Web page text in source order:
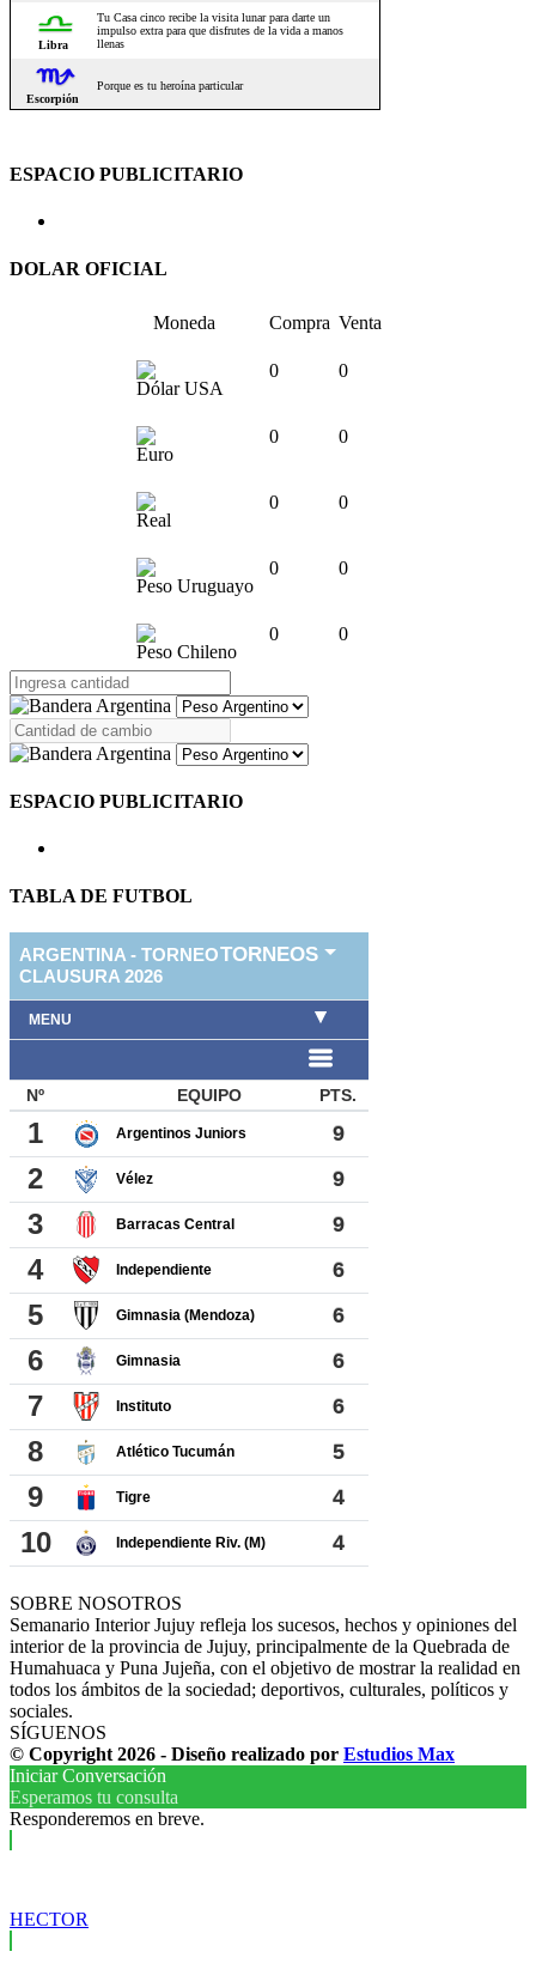
ESPACIO PUBLICITARIO
DOLAR OFICIAL
Moneda Compra Venta
Dólar USA
0 0
Euro
0 0
Real
0 0
Peso Uruguayo
0 0
Peso Chileno
0 0
ESPACIO PUBLICITARIO
TABLA DE FUTBOL
SOBRE NOSOTROS
Semanario Interior Jujuy refleja los sucesos, hechos y opiniones del
interior de la provincia de Jujuy, principalmente de la Quebrada de
Humahuaca y Puna Jujeña, con el objetivo de mostrar la realidad en
todos los ámbitos de la sociedad; deportivos, culturales, políticos y
sociales.
SÍGUENOS
© Copyright 2026 - Diseño realizado por Estudios Max
Iniciar Conversación
Esperamos tu consulta
Responderemos en breve.
HECTOR